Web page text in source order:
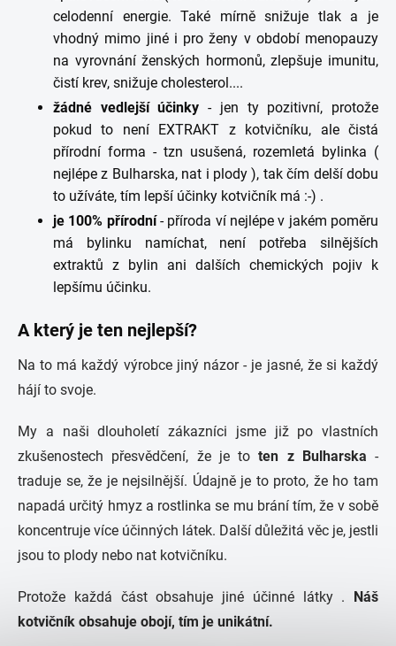
celodenní energie. Také mírně snižuje tlak a je
vhodný mimo jiné i pro ženy v období menopauzy
na vyrovnání ženských hormonů, zlepšuje imunitu,
čistí krev, snižuje cholesterol....
žádné vedlejší účinky - jen ty pozitivní, protože
pokud to není EXTRAKT z kotvičníku, ale čistá
přírodní forma - tzn usušená, rozemletá bylinka (
nejlépe z Bulharska, nat i plody ), tak čím delší dobu
to užíváte, tím lepší účinky kotvičník má :-) .
je 100% přírodní- příroda ví nejlépe v jakém poměru
má bylinku namíchat, není potřeba silnějších
extraktů z bylin ani dalších chemických pojiv k
lepšímu účinku.
A který je ten nejlepší?
Na to má každý výrobce jiný názor - je jasné, že si každý
hájí to svoje.
My a naši dlouholetí zákazníci jsme již po vlastních
zkušenostech přesvědčení, že je toten z Bulharska -
traduje se, že je nejsilnější. Údajně je to proto, že ho tam
napadá určitý hmyz a rostlinka se mu brání tím, že v sobě
koncentruje více účinných látek. Další důležitá věc je, jestli
jsou to plody nebo nat kotvičníku.
Protože každá část obsahuje jiné účinné látky . Náš
kotvičník obsahuje obojí, tím je unikátní.